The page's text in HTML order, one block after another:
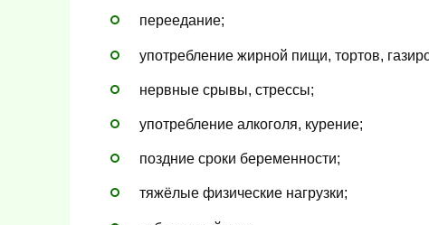
переедание;
употребление жирной пищи, тортов,
нервные срывы, стрессы;
употребление алкоголя, курение;
поздние сроки беременности;
тяжёлые физические нагрузки;